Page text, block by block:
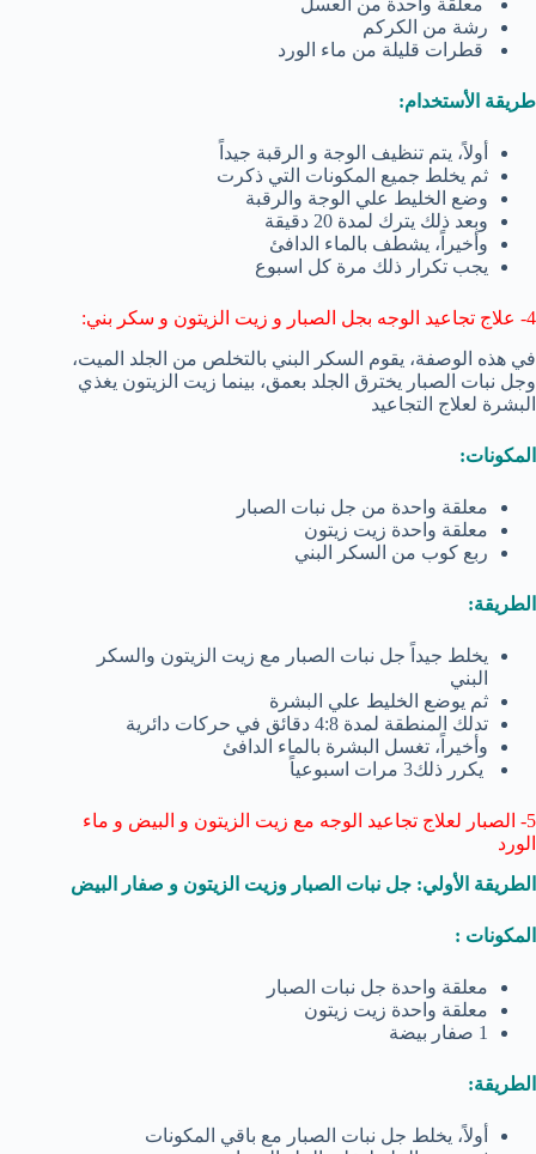
معلقة واحدة من العسل
رشة من الكركم
قطرات قليلة من ماء الورد
طريقة الأستخدام:
أولاً، يتم تنظيف الوجة و الرقبة جيداً
ثم يخلط جميع المكونات التي ذكرت
وضع الخليط علي الوجة والرقبة
وبعد ذلك يترك لمدة 20 دقيقة
وأخيراً، يشطف بالماء الدافئ
يجب تكرار ذلك مرة كل اسبوع
4- علاج تجاعيد الوجه بجل الصبار و زيت الزيتون و سكر بني:
في هذه الوصفة، يقوم السكر البني بالتخلص من الجلد الميت،
وجل نبات الصبار يخترق الجلد بعمق، بينما زيت الزيتون يغذي
البشرة لعلاج التجاعيد
المكونات:
معلقة واحدة من جل نبات الصبار
معلقة واحدة زيت زيتون
ربع كوب من السكر البني
الطريقة:
يخلط جيداً جل نبات الصبار مع زيت الزيتون والسكر
البني
ثم يوضع الخليط علي البشرة
تدلك المنطقة لمدة 4:8 دقائق في حركات دائرية
وأخيراً، تغسل البشرة بالماء الدافئ
يكرر ذلك3 مرات اسبوعياً
5- الصبار لعلاج تجاعيد الوجه مع زيت الزيتون و البيض و ماء
الورد
الطريقة الأولي: جل نبات الصبار وزيت الزيتون و صفار البيض
المكونات :
معلقة واحدة جل نبات الصبار
معلقة واحدة زيت زيتون
1 صفار بيضة
الطريقة:
أولاً، يخلط جل نبات الصبار مع باقي المكونات